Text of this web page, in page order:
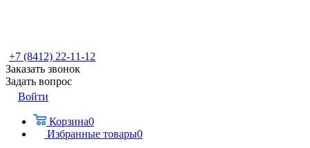
+7 (8412) 22-11-12
Заказать звонок
Задать вопрос
Войти
Корзина0
Избранные товары0